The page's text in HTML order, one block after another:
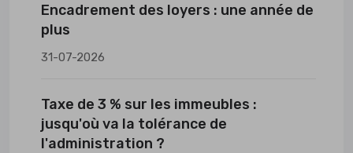
Encadrement des loyers : une année de
plus
31-07-2026
Taxe de 3 % sur les immeubles :
jusqu'où va la tolérance de
l'administration ?